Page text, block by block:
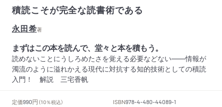
積読こそが完全な読書術である
永田希著
まずはこの本を読んで、堂々と本を積もう。
読めないことにうしろめたさを覚える必要などない――情報が
濁流のように溢れかえる現代に対抗する知的技術としての積読
入門！ 解説 三宅香帆
定価990円 （10％税込） ISBN978-4-480-44089-1